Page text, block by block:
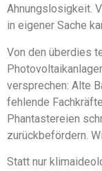
Ahnungslosigkeit.
in eigener Sache
Von den überdies
versprechen: Alte
fehlende
Phantastereien
zurückbefördern.
Statt nur